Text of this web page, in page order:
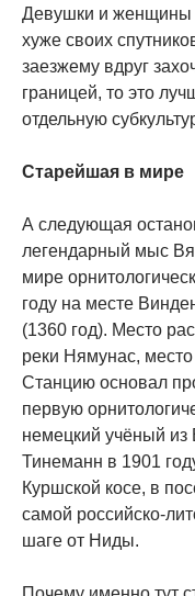
Девушки и женщины
хуже своих
заезжему вдруг
границей, то это
отдельную
Старейшая в мире
А следующая
легендарный мыс
мире
году на месте
(1360 год). Место
реки Нямунас,
Станцию основал
первую
немецкий учёный из
Тинеманн в 1901
Куршской косе, в
самой российско-
шаге от Ниды.